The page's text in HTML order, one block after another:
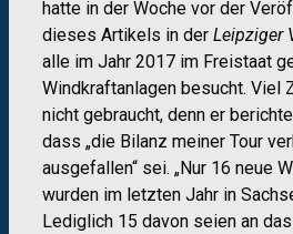
hatte in der Woche vor der
dieses Artikels in der Leipziger
alle im Jahr 2017 im Freistaat
Windkraftanlagen besucht. Viel
nicht gebraucht, denn er
dass „die Bilanz meiner Tour
ausgefallen“ sei. „Nur 16 neue
wurden im letzten Jahr in
Lediglich 15 davon seien an